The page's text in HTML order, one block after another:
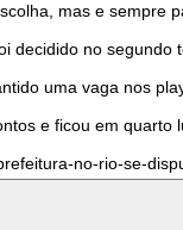
mas e sempre
decidido no
uma vaga nos
e ficou em
no-rio-se-